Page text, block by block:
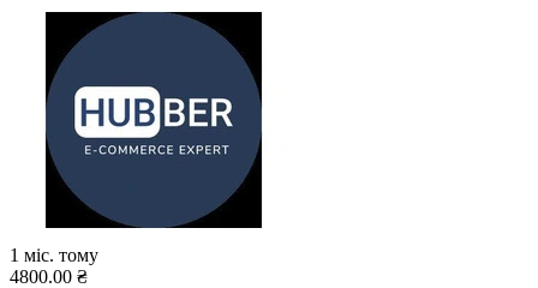
1 міс. тому
4800.00 ₴